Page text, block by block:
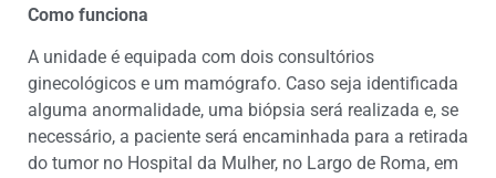
Como funciona
A unidade é equipada com dois consultórios
ginecológicos e um mamógrafo. Caso seja identificada
alguma anormalidade, uma biópsia será realizada e, se
necessário, a paciente será encaminhada para a retirada
do tumor no Hospital da Mulher, no Largo de Roma, em